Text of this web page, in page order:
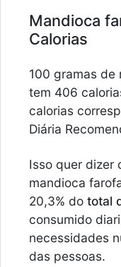
Mandioca
Calorias
100 gramas de
tem 406
calorias
Diária
Isso quer dizer
mandioca
20,3% do total
consumido
necessidades
das pessoas.